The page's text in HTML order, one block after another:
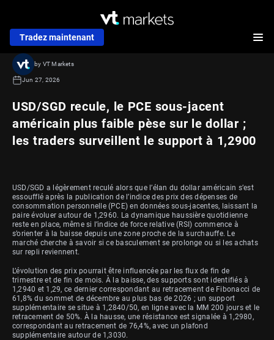
Tradez maintenant
USD/SGD recule, le PCE sous-jacent
américain plus faible pèse sur le dollar ;
les traders surveillent le support à 1,2900
by VT Markets
Jun 27, 2026
USD/SGD a légèrement reculé alors que l’élan du dollar américain s’est
essoufflé après la publication de l’indice des prix des dépenses de
consommation personnelle (PCE) en données sous-jacentes, laissant la
paire évoluer autour de 1,2960. La dynamique haussière quotidienne
reste en place, même si l’indice de force relative (RSI) commence à
s’orienter à la baisse depuis une zone proche de la surchauffe. Le
marché cherche à savoir si ce basculement se prolonge ou si les achats
sur repli reviennent.
L’évolution des prix pourrait être influencée par les flux de fin de
trimestre et de fin de mois. À la baisse, des supports sont identifiés à
1,2940 et 1,29, ce dernier correspondant au retracement de Fibonacci de
61,8% du sommet de décembre au plus bas de 2026 ; un support
supplémentaire se situe à 1,2840/50, en ligne avec la MM 200 jours et le
retracement de 50%. À la hausse, une résistance est signalée à 1,2980,
correspondant au retracement de 76,4%, avec un plafond
supplémentaire autour de 1,3030.